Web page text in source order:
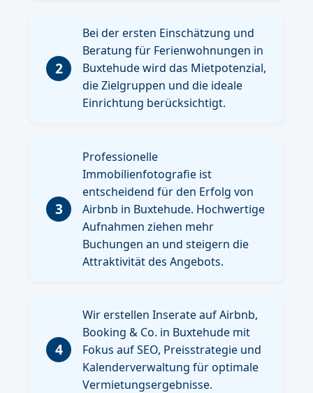
2
Bei der ersten Einschätzung und
Beratung für Ferienwohnungen in
Buxtehude wird das Mietpotenzial,
die Zielgruppen und die ideale
Einrichtung berücksichtigt.
3
Professionelle
Immobilienfotografie ist
entscheidend für den Erfolg von
Airbnb in Buxtehude. Hochwertige
Aufnahmen ziehen mehr
Buchungen an und steigern die
Attraktivität des Angebots.
4
Wir erstellen Inserate auf Airbnb,
Booking & Co. in Buxtehude mit
Fokus auf SEO, Preisstrategie und
Kalenderverwaltung für optimale
Vermietungsergebnisse.